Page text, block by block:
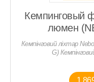
Кемпинговый
люмен
Кемпінговий ліхтар
G)
1